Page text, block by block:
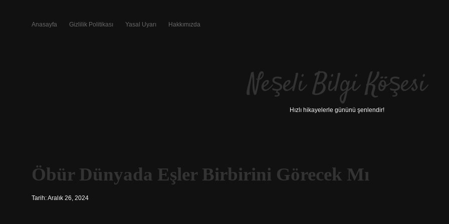
Anasayfa Gizlilik Politikası Yasal Uyarı Hakkımızda
Neşeli Bilgi Köşesi
Hızlı hikayelerle gününü şenlendir!
Öbür Dünyada Eşler Birbirini Görecek Mı
Tarih: Aralık 26, 2024